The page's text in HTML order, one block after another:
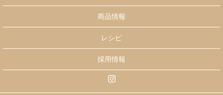
商品情報
レシピ
採用情報